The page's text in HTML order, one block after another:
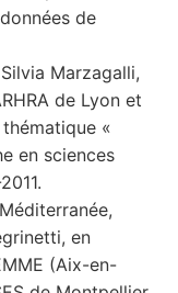
de
Marzagalli,
de Lyon et
«
en sciences
en
(Aix-en-